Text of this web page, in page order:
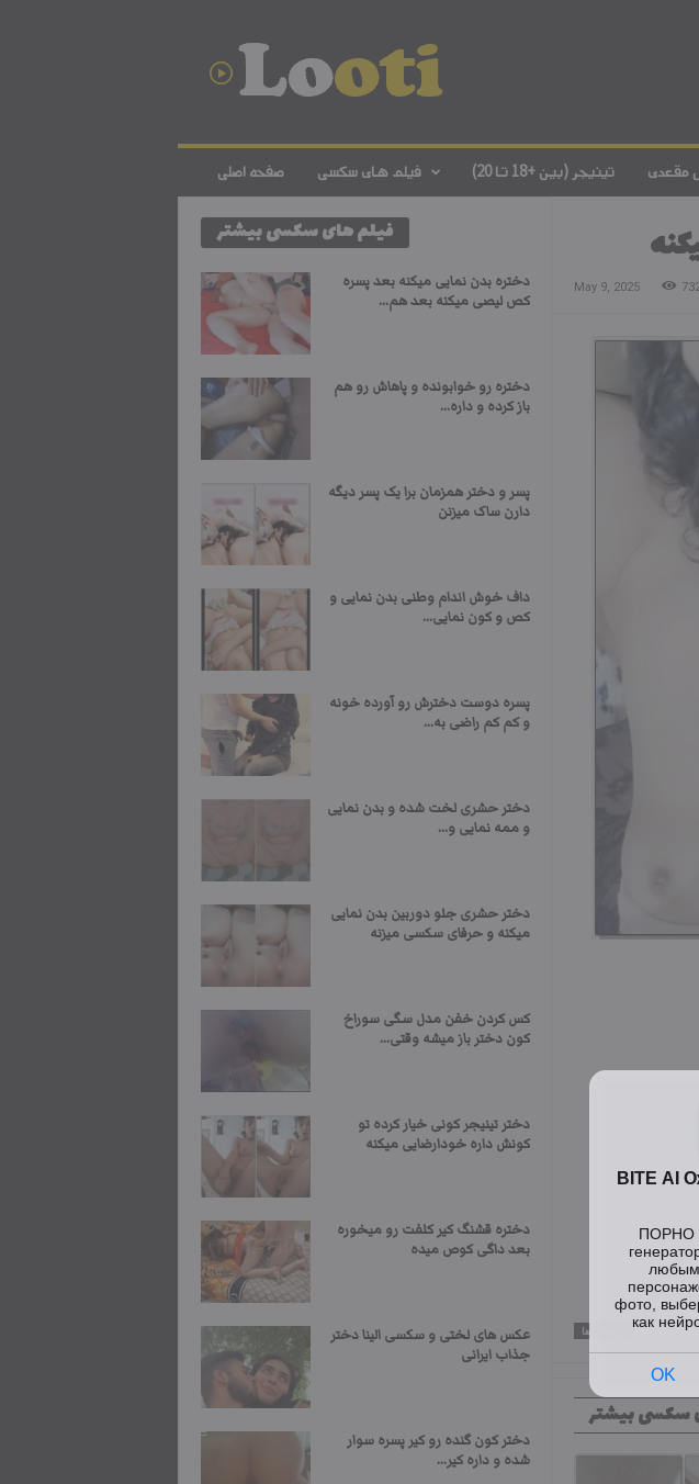
صفحه اصلی فیلم های سکسی تینیجر (بین +18 تا 20) مقعدی
May 9, 2025
برچسب ها کوص لیصی
سکسی بیشتر
فیلم های سکسی بیشتر
دختره بدن نمایی میکنه بعد پسره
کص لیصی میکنه بعد هم...
دختره رو خوابونده و پاهاش رو هم
باز کرده و داره...
پسر و دختر همزمان برا یک پسر دیگه
دارن ساک میزنن
داف خوش اندام وطنی بدن نمایی و
کص و کون نمایی...
پسره دوست دخترش رو آورده خونه
و کم کم راضی به...
دختر حشری لخت شده و بدن نمایی
و ممه نمایی و...
دختر حشری جلو دوربین بدن نمایی
میکنه و حرفای سکسی میزنه
کس کردن خفن مدل سگی سوراخ
کون دختر باز میشه وقتی...
دختر تینیجر کونی خیار کرده تو
کونش داره خودارضایی میکنه
دختره قشنگ کیر کلفت رو میخوره
بعد داگی کوص میده
عکس های لختی و سکسی الینا دختر
جذاب ایرانی
دختر کون گنده رو کیر پسره سوار
شده و داره کیر...